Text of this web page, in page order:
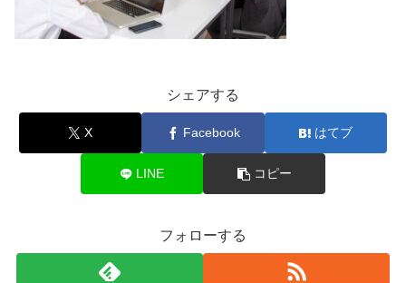
シェアする
X Facebook はてブ
LINE コピー
フォローする